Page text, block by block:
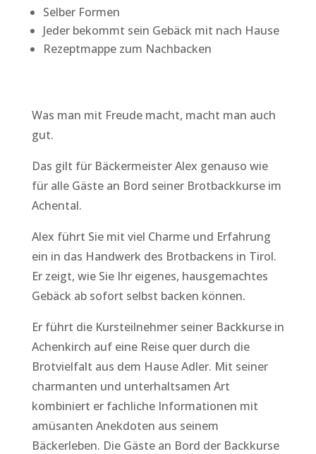
Selber Formen
Jeder bekommt sein Gebäck mit nach Hause
Rezeptmappe zum Nachbacken
Was man mit Freude macht, macht man auch
gut.
Das gilt für Bäckermeister Alex genauso wie
für alle Gäste an Bord seiner Brotbackkurse im
Achental.
Alex führt Sie mit viel Charme und Erfahrung
ein in das Handwerk des Brotbackens in Tirol.
Er zeigt, wie Sie Ihr eigenes, hausgemachtes
Gebäck ab sofort selbst backen können.
Er führt die Kursteilnehmer seiner Backkurse in
Achenkirch auf eine Reise quer durch die
Brotvielfalt aus dem Hause Adler. Mit seiner
charmanten und unterhaltsamen Art
kombiniert er fachliche Informationen mit
amüsanten Anekdoten aus seinem
Bäckerleben. Die Gäste an Bord der Backkurse